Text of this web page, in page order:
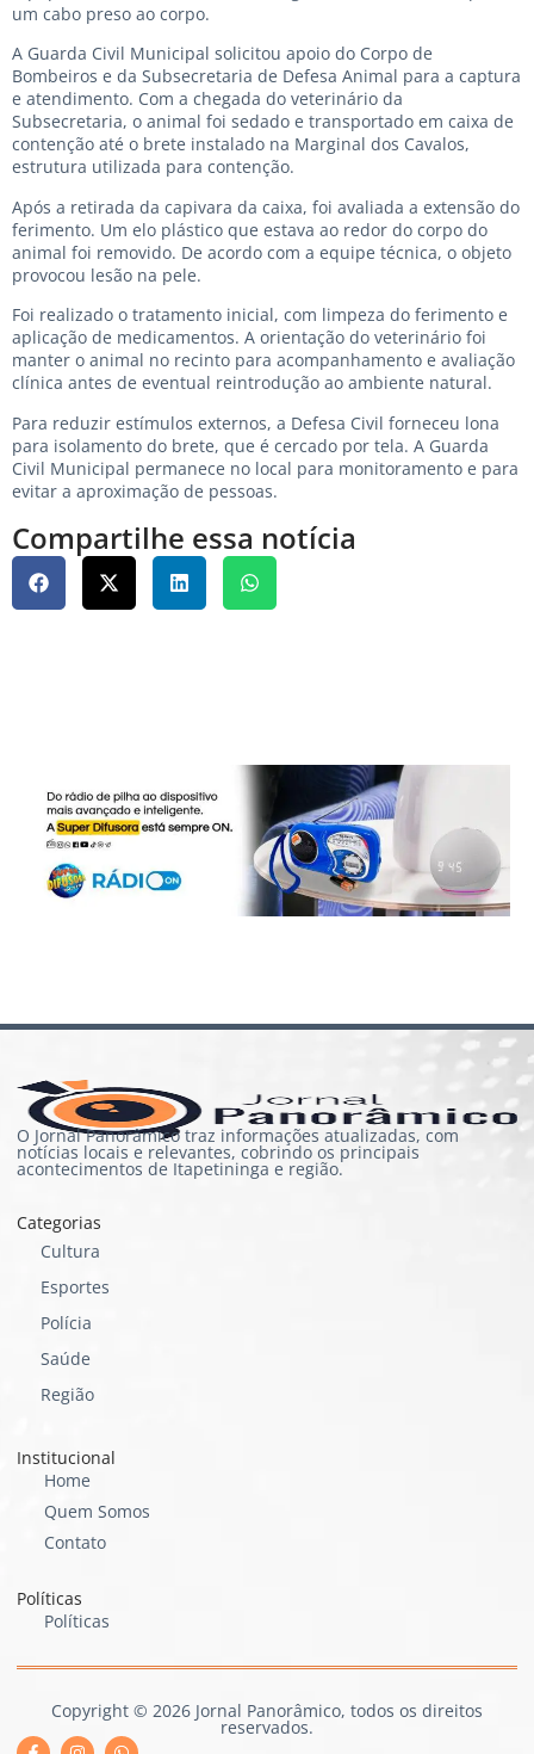
um cabo preso ao corpo.
A Guarda Civil Municipal solicitou apoio do Corpo de
Bombeiros e da Subsecretaria de Defesa Animal para a captura
e atendimento. Com a chegada do veterinário da
Subsecretaria, o animal foi sedado e transportado em caixa de
contenção até o brete instalado na Marginal dos Cavalos,
estrutura utilizada para contenção.
Após a retirada da capivara da caixa, foi avaliada a extensão do
ferimento. Um elo plástico que estava ao redor do corpo do
animal foi removido. De acordo com a equipe técnica, o objeto
provocou lesão na pele.
Foi realizado o tratamento inicial, com limpeza do ferimento e
aplicação de medicamentos. A orientação do veterinário foi
manter o animal no recinto para acompanhamento e avaliação
clínica antes de eventual reintrodução ao ambiente natural.
Para reduzir estímulos externos, a Defesa Civil forneceu lona
para isolamento do brete, que é cercado por tela. A Guarda
Civil Municipal permanece no local para monitoramento e para
evitar a aproximação de pessoas.
Compartilhe essa notícia
O Jornal Panorâmico traz informações atualizadas, com
notícias locais e relevantes, cobrindo os principais
acontecimentos de Itapetininga e região.
Categorias
Cultura
Esportes
Polícia
Saúde
Região
Institucional
Home
Quem Somos
Contato
Políticas
Políticas
Copyright © 2026 Jornal Panorâmico, todos os direitos
reservados.